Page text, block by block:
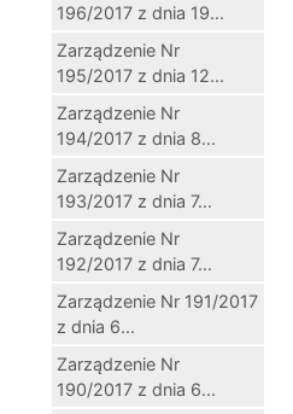
196/2017 z dnia 19...
Zarządzenie Nr
195/2017 z dnia 12...
Zarządzenie Nr
194/2017 z dnia 8...
Zarządzenie Nr
193/2017 z dnia 7...
Zarządzenie Nr
192/2017 z dnia 7...
Zarządzenie Nr 191/2017
z dnia 6...
Zarządzenie Nr
190/2017 z dnia 6...